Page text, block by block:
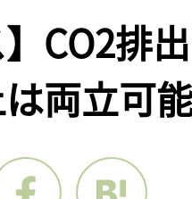
】CO2排
両立可